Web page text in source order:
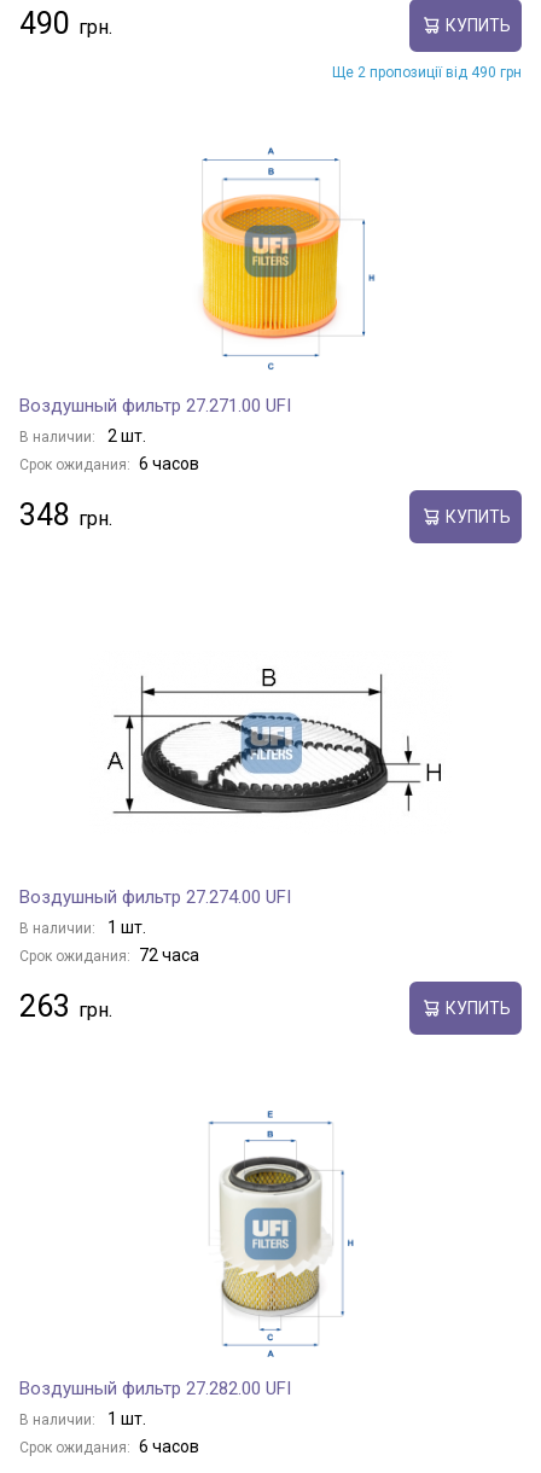
490 КУПИТЬ
Ще 2 пропозиції від 490 грн
Воздушный фильтр 27.271.00 UFI
В наличии: 2 шт.
Срок ожидания: 6 часов
348 КУПИТЬ
Воздушный фильтр 27.274.00 UFI
В наличии: 1 шт.
Срок ожидания: 72 часа
263 КУПИТЬ
Воздушный фильтр 27.282.00 UFI
В наличии: 1 шт.
Срок ожидания: 6 часов